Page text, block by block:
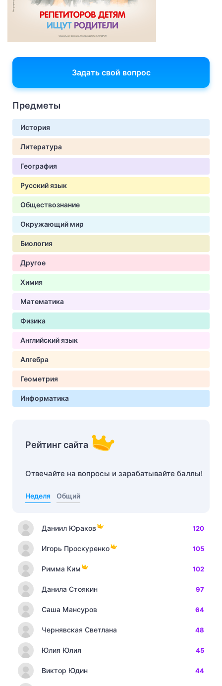
Задать свой вопрос
Предметы
История
Литература
География
Русский язык
Обществознание
Окружающий мир
Биология
Другое
Химия
Математика
Физика
Английский язык
Алгебра
Геометрия
Информатика
Рейтинг сайта
Отвечайте на вопросы и зарабатывайте баллы!
Неделя Общий
Даниил Юраков 120
Игорь Проскуренко 105
Римма Ким 102
Данила Стоякин 97
Саша Мансуров 64
Чернявская Светлана 48
Юлия Юлия 45
Виктор Юдин 44